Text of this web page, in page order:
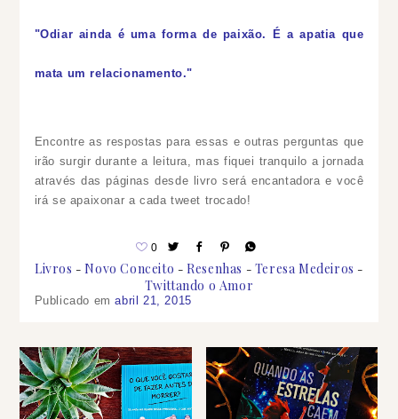
"Odiar ainda é uma forma de paixão. É a apatia que
mata um relacionamento."
Encontre as respostas para essas e outras perguntas que
irão surgir durante a leitura, mas fiquei tranquilo a jornada
através das páginas desde livro será encantadora e você
irá se apaixonar a cada tweet trocado!
0
Livros Novo Conceito Resenhas
Teresa Medeiros
Twittando o Amor
Publicado emabril 21, 2015